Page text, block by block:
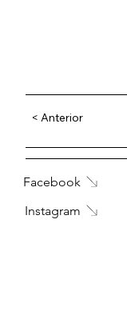
< Anterior
Facebook
Instagram